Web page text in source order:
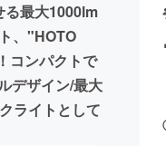
for Social Good
ふるさと納税
コ
る最大1000lm
、"HOTO
コンパクトで
デザイン/最大
ライトとして